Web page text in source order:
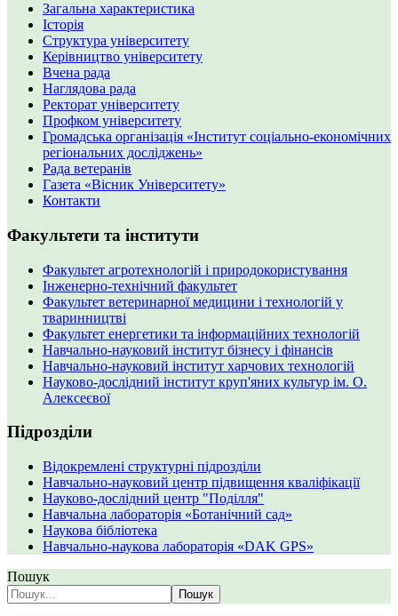
Загальна характеристика
Історія
Структура університету
Керівництво університету
Вчена рада
Наглядова рада
Ректорат університету
Профком університету
Громадська організація «Інститут соціально-економічних
регіональних досліджень»
Рада ветеранів
Газета «Вісник Університету»
Контакти
Факультети та інститути
Факультет агротехнологій і природокористування
Інженерно-технічний факультет
Факультет ветеринарної медицини і технологій у
тваринництві
Факультет енергетики та інформаційних технологій
Навчально-науковий інститут бізнесу і фінансів
Навчально-науковий інститут харчових технологій
Науково-дослідний інститут круп'яних культур ім. О.
Алексеєвої
Підрозділи
Відокремлені структурні підрозділи
Навчально-науковий центр підвищення кваліфікації
Науково-дослідний центр "Поділля"
Навчальна лабораторія «Ботанічний сад»
Наукова бібліотека
Навчально-наукова лабораторія «DAK GPS»
Пошук
Пошук